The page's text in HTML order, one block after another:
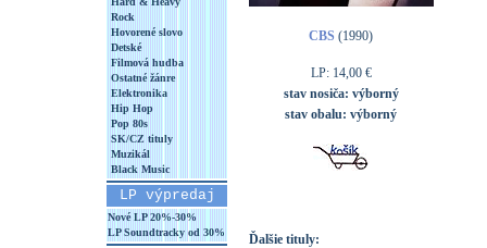
Rock
Hovorené slovo
Detské
Filmová hudba
Ostatné žánre
Elektronika
Hip Hop
Pop 80s
SK/CZ tituly
Muzikál
Black Music
LP výpredaj
Nové LP 20%-30%
LP Soundtracky od 30%
CBS (1990)
LP: 14,00 €
stav nosiča: výborný
stav obalu: výborný
Ďalšie tituly: